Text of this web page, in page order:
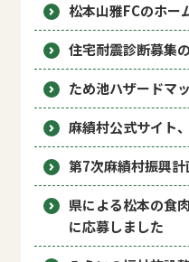
松本山雅FCのホー
住宅耐震診断募集
ため池ハザードマ
麻績村公式サイト
第7次麻績村振興計
県による松本の食
に応募しました